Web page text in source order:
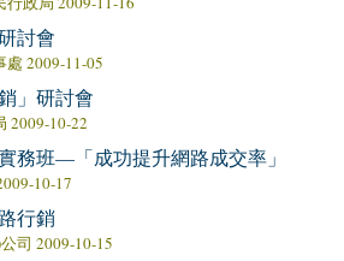
討會
2009-11-05
」研討會
2009-10-22
務班—「成功提升網路成交率」
10-17
行銷
司 2009-10-15